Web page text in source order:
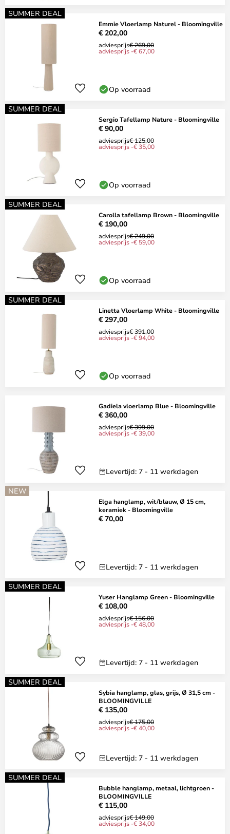
SUMMER DEAL
Emmie Vloerlamp Naturel - Bloomingville
€ 202,00
adviesprijs€ 269,00
adviesprijs -€ 67,00
Op voorraad
SUMMER DEAL
Sergio Tafellamp Nature - Bloomingville
€ 90,00
adviesprijs€ 125,00
adviesprijs -€ 35,00
Op voorraad
SUMMER DEAL
Carolla tafellamp Brown - Bloomingville
€ 190,00
adviesprijs€ 249,00
adviesprijs -€ 59,00
Op voorraad
SUMMER DEAL
Linetta Vloerlamp White - Bloomingville
€ 297,00
adviesprijs€ 391,00
adviesprijs -€ 94,00
Op voorraad
Gadiela vloerlamp Blue - Bloomingville
€ 360,00
adviesprijs€ 399,00
adviesprijs -€ 39,00
Levertijd: 7 - 11 werkdagen
NEW
Elga hanglamp, wit/blauw, Ø 15 cm,
keramiek - Bloomingville
€ 70,00
Levertijd: 7 - 11 werkdagen
SUMMER DEAL
Yuser Hanglamp Green - Bloomingville
€ 108,00
adviesprijs€ 156,00
adviesprijs -€ 48,00
Levertijd: 7 - 11 werkdagen
SUMMER DEAL
Sybia hanglamp, glas, grijs, Ø 31,5 cm -
BLOOMINGVILLE
€ 135,00
adviesprijs€ 175,00
adviesprijs -€ 40,00
Levertijd: 7 - 11 werkdagen
SUMMER DEAL
Bubble hanglamp, metaal, lichtgroen -
BLOOMINGVILLE
€ 115,00
adviesprijs€ 149,00
adviesprijs -€ 34,00